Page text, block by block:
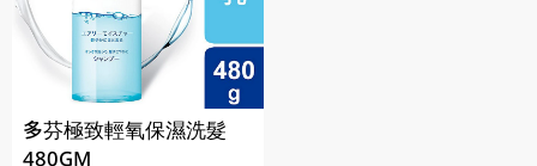
多芬極致輕氧保濕洗髮
480GM